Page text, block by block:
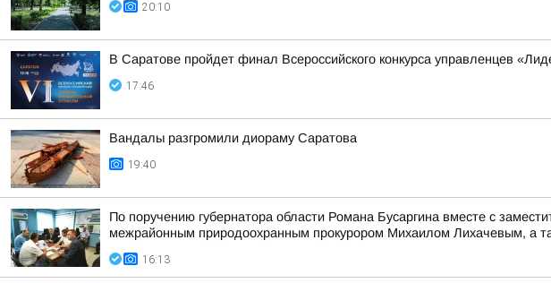
20:10
В Саратове пройдет финал Всероссийского конкурса управленцев
17:46
Вандалы разгромили диораму Саратова
19:40
По поручению губернатора области Романа Бусаргина вместе с
межрайонным природоохранным прокурором Михаилом Лихачевым, а
16:13